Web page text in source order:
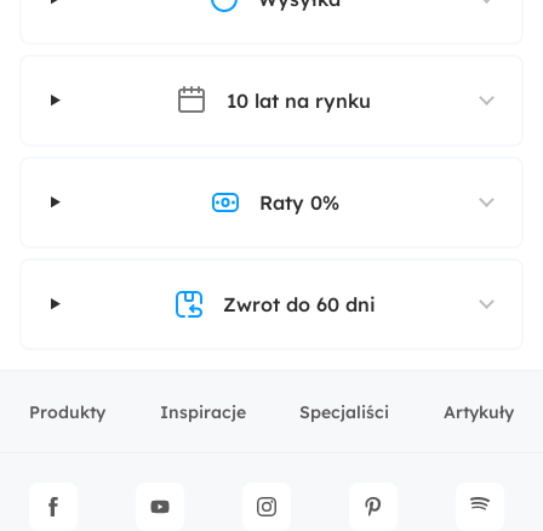
Kolor oparcia:
Kolor poduszek:
Kolor siedziska:
Długość:
Powierzchnia spania:
Funkcje:
10 lat na rynku
Raty 0%
Zwrot do 60 dni
Produkty Inspiracje Specjaliści Artykuły